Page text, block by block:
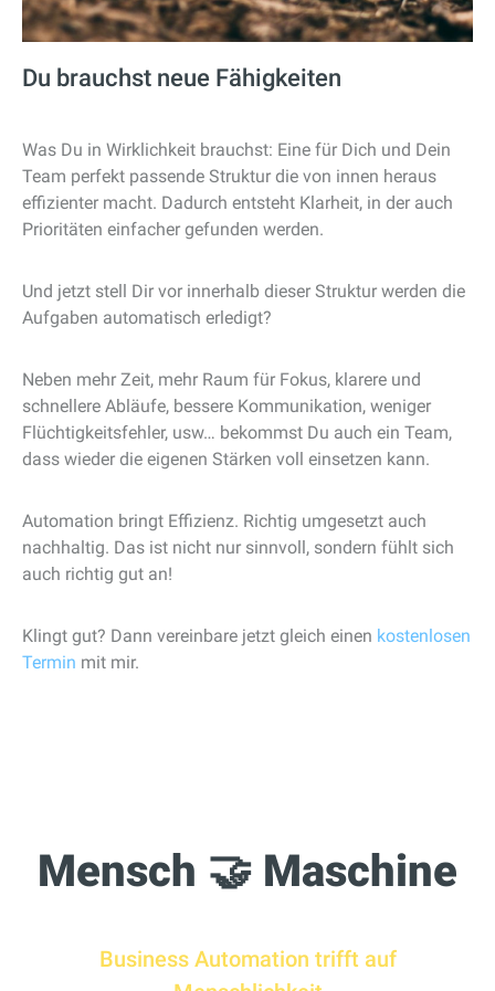
Du brauchst neue Fähigkeiten
Was Du in Wirklichkeit brauchst: Eine für Dich und Dein
Team perfekt passende Struktur die von innen heraus
effizienter macht. Dadurch entsteht Klarheit, in der auch
Prioritäten einfacher gefunden werden.
Und jetzt stell Dir vor innerhalb dieser Struktur werden die
Aufgaben automatisch erledigt?
Neben mehr Zeit, mehr Raum für Fokus, klarere und
schnellere Abläufe, bessere Kommunikation, weniger
Flüchtigkeitsfehler, usw… bekommst Du auch ein Team,
dass wieder die eigenen Stärken voll einsetzen kann.
Automation bringt Effizienz. Richtig umgesetzt auch
nachhaltig. Das ist nicht nur sinnvoll, sondern fühlt sich
auch richtig gut an!
Klingt gut? Dann vereinbare jetzt gleich einen kostenlosen
Termin mit mir.
Mensch 🤝 Maschine
Business Automation trifft auf